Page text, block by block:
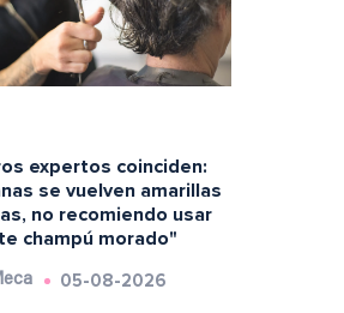
expertos coinciden:
se vuelven amarillas
no recomiendo usar
champú morado"
05-08-2026